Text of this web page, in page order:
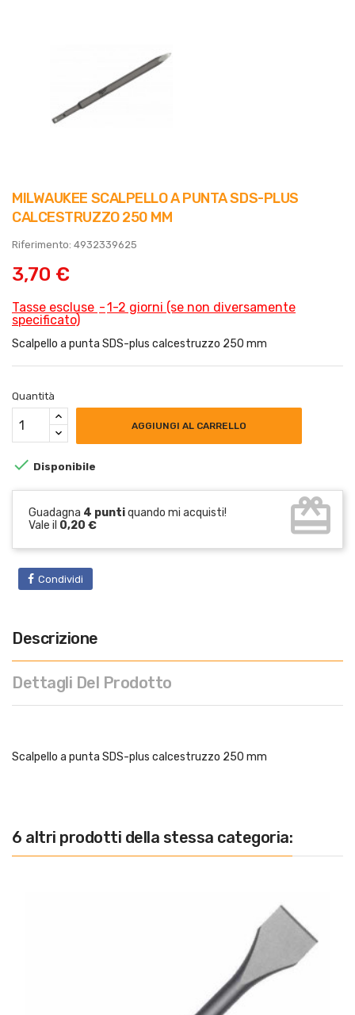
MILWAUKEE SCALPELLO A PUNTA SDS-PLUS
CALCESTRUZZO 250 MM
Riferimento: 4932339625
3,70 €
Tasse escluse
1-2 giorni (se non diversamente
specificato)
Scalpello a punta SDS-plus calcestruzzo 250 mm
Quantità
AGGIUNGI AL CARRELLO
 Disponibile
Guadagna 4 puntiquando mi acquisti!
Vale il 0,20 € card_giftcard
Condividi
Descrizione
Dettagli Del Prodotto
Scalpello a punta SDS-plus calcestruzzo 250 mm
6 altri prodotti della stessa categoria: